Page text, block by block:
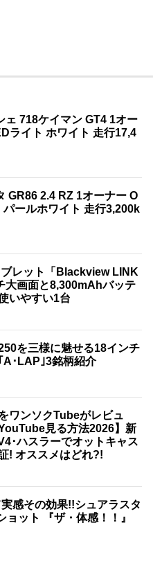
ェ 718ケイマン GT4 1オー
ライト ホワイト 走行17,4
GR86 2.4 RZ 1オーナー O
ールホワイト 走行3,200k
レット「Blackview LINK
大画面と8,300mAhバッテ
いやすい1台
を三様に魅せる18インチ
A･LAP｣3銘柄紹介
ワンソクTubeがレビュ
見る方法2026】新
･ハスラーでオットキャス
! オススメはどれ?!
感その効果!!シュアラスタ
ット 『ザ・体感！！』